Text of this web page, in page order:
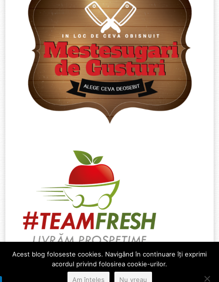
Acest blog foloseste cookies. Navigând în continuare îți exprimi
acordul privind folosirea cookie-urilor.
Am înțeles
Nu vreau